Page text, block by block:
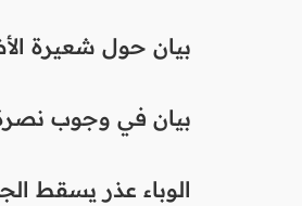
بيان حول شعيرة
بيان في وجوب
الوباء عذر يسقط